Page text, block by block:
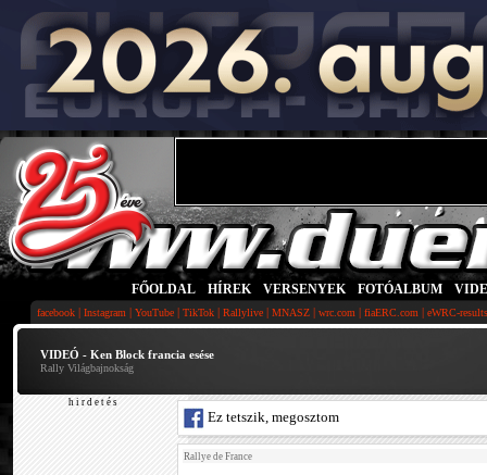
FŐOLDAL HÍREK VERSENYEK FOTÓALBUM
facebook | Instagram | YouTube | TikTok | Rallylive | MNASZ | wrc.com | fiaERC.com | eWRC-
VIDEÓ - Ken Block francia esése
Rally Világbajnokság
h i r d e t é s
Ez tetszik, megosztom
Rallye de France